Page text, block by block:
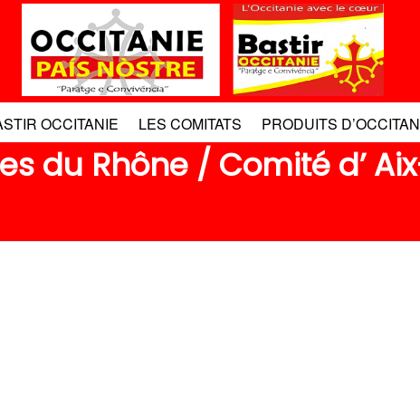
OCCITANIE LES COMITATS PRODUITS
du Rhône / Comité d’